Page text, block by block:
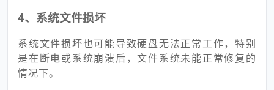
4、系统文件损坏
系统文件损坏也可能导致硬盘无法正常工作，特别
是在断电或系统崩溃后，文件系统未能正常修复的
情况下。